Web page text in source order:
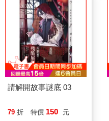
請解開故事謎底 03
79 折 特價 150 元